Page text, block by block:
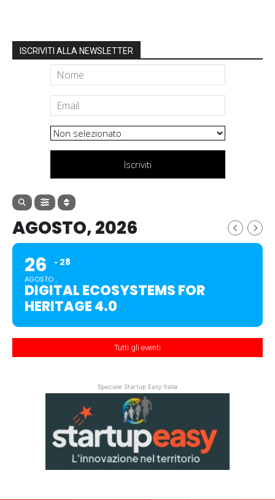
ISCRIVITI ALLA NEWSLETTER
Iscriviti
AGOSTO, 2026
26
AGOSTO
28
DIGITAL ECOSYSTEMS FOR
HERITAGE 4.0
Tutti gli eventi
Speciale Startup Easy Italia